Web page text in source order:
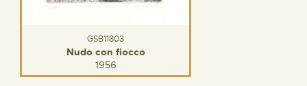
GSB11803
Nudo con fiocco
1956